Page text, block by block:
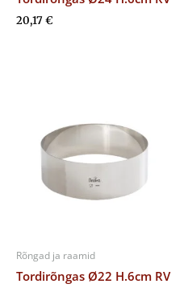
20,17€
Rõngad ja raamid
Tordirõngas Ø22 H.6cm RV